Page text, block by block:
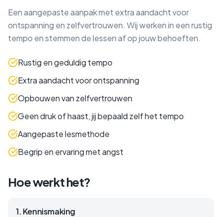
Een aangepaste aanpak met extra aandacht voor
ontspanning en zelfvertrouwen. Wij werken in een rustig
tempo en stemmen de lessen af op jouw behoeften.
Rustig en geduldig tempo
Extra aandacht voor ontspanning
Opbouwen van zelfvertrouwen
Geen druk of haast, jij bepaald zelf het tempo
Aangepaste lesmethode
Begrip en ervaring met angst
Hoe werkt het?
1. Kennismaking